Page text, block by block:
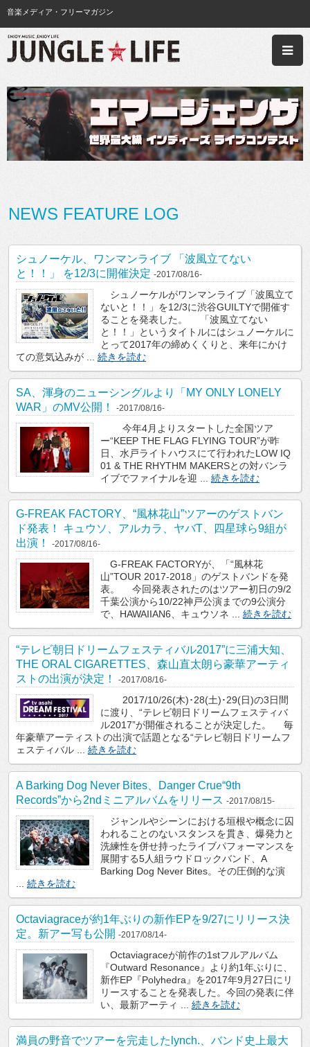
音楽メディア・フリーマガジン
NEWS FEATURE LOG
シュノーケル、ワンマンライブ 「波風立てない
と！！」 を12/3に開催決定 -2017/08/16-
シュノーケルがワンマンライブ「波風立て
ないと！！」を12/3に渋谷GUILTYで開催す
ることを発表した。 「波風立てない
と！！」というタイトルにはシュノーケルに
とって2017年の締めくくりと、来年にかけ
ての意気込みが ... 続きを読む
SA、渾身のニューシングルより「MY ONLY LONELY
WAR」のMV公開！
-2017/08/16-
今年4月よりスタートした全国ツア
ー“KEEP THE FLAG FLYING TOUR”が昨
日、水戸ライトハウスにて行われたLOW IQ
01 & THE RHYTHM MAKERSとの対バンラ
イブでファイナルを迎 ... 続きを読む
G-FREAK FACTORY、“風林花山”ツアーのゲストバン
ド発表！ キュウソ、アルカラ、ヤバT、四星球ら9組が
出演！
-2017/08/16-
G-FREAK FACTORYが、「“風林花
山”TOUR 2017-2018」のゲストバンドを発
表。 今回発表されたのはツアー初日の9/2
千葉公演から10/22神戸公演までの9公演分
で、HAWAIIAN6、キュウソネ ... 続きを読む
“テレビ朝日ドリームフェスティバル2017”に三浦大知、
THE ORAL CIGARETTES、森山直太朗ら豪華アーティ
ストの出演が決定！
-2017/08/16-
2017/10/26(木)･28(土)･29(日)の3日間
に渡り、“テレビ朝日ドリームフェスティバ
ル2017”が開催されることが決定した。 毎
年豪華アーティストの出演で話題となる“テレビ朝日ドリームフ
ェスティバル ... 続きを読む
A Barking Dog Never Bites、Danger Crue“9th
Records”から2ndミニアルバムをリリース -2017/08/15-
ジャンルやシーンにおける垣根や概念に囚
われることのないスタンスを貫き、爆発力と
洗練性を併せ持ったライブパフォーマンスを
展開する5人組ラウドロックバンド、A
Barking Dog Never Bites。その圧倒的な演
続きを読む
Octaviagraceが約1年ぶりの新作EPを9/27にリリース決
定。新アー写も公開 -2017/08/14-
Octaviagraceが前作の1stフルアルバム
『Outward Resonance』より約1年ぶりに、
新作EP『Polyhedra』を2017年9月27日にリ
リースすることを発表した。今回の発表に伴
い、最新アーティ ... 続きを読む
満員の野音でツアーを完走したlynch.、バンド史上最大